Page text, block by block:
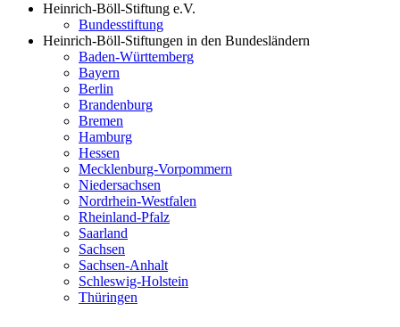
Heinrich-Böll-Stiftung e.V.
Bundesstiftung
Heinrich-Böll-Stiftungen in den Bundesländern
Baden-Württemberg
Bayern
Berlin
Brandenburg
Bremen
Hamburg
Hessen
Mecklenburg-Vorpommern
Niedersachsen
Nordrhein-Westfalen
Rheinland-Pfalz
Saarland
Sachsen
Sachsen-Anhalt
Schleswig-Holstein
Thüringen